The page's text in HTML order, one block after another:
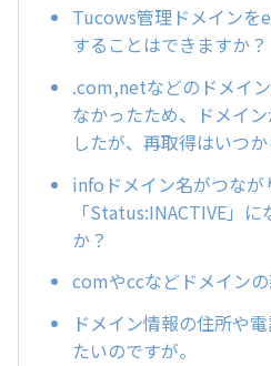
Tucows管理ドメインを
することはできますか？
.com,netなどのドメイ
なかったため、ドメイ
したが、再取得はいつ
infoドメイン名がつなが
「Status:INACTIVE」
か？
comやccなどドメイン
ドメイン情報の住所や
たいのですが。